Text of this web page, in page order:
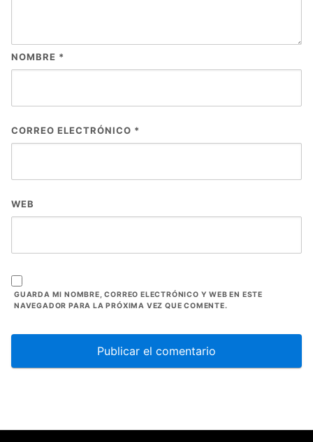
NOMBRE *
CORREO ELECTRÓNICO *
WEB
GUARDA MI NOMBRE, CORREO ELECTRÓNICO Y WEB EN ESTE
NAVEGADOR PARA LA PRÓXIMA VEZ QUE COMENTE.